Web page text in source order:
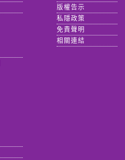
版權告示
私隱政策
免責聲明
相關連結